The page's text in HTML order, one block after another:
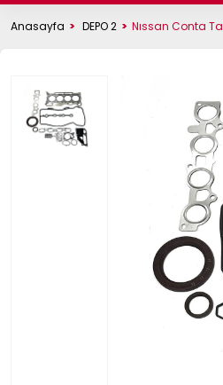
Anasayfa DEPO 2 Nıssan Conta